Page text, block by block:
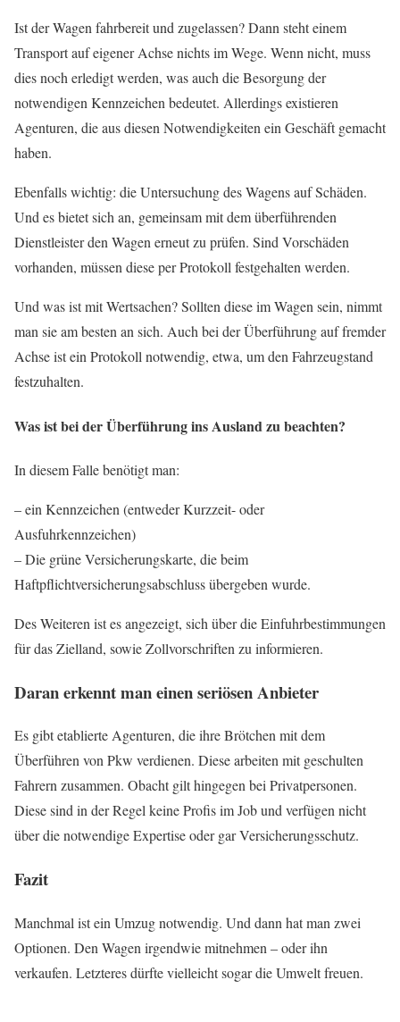
Ist der Wagen fahrbereit und zugelassen? Dann steht einem
Transport auf eigener Achse nichts im Wege. Wenn nicht, muss
dies noch erledigt werden, was auch die Besorgung der
notwendigen Kennzeichen bedeutet. Allerdings existieren
Agenturen, die aus diesen Notwendigkeiten ein Geschäft gemacht
haben.
Ebenfalls wichtig: die Untersuchung des Wagens auf Schäden.
Und es bietet sich an, gemeinsam mit dem überführenden
Dienstleister den Wagen erneut zu prüfen. Sind Vorschäden
vorhanden, müssen diese per Protokoll festgehalten werden.
Und was ist mit Wertsachen? Sollten diese im Wagen sein, nimmt
man sie am besten an sich. Auch bei der Überführung auf fremder
Achse ist ein Protokoll notwendig, etwa, um den Fahrzeugstand
festzuhalten.
Was ist bei der Überführung ins Ausland zu beachten?
In diesem Falle benötigt man:
– ein Kennzeichen (entweder Kurzzeit- oder
Ausfuhrkennzeichen)
– Die grüne Versicherungskarte, die beim
Haftpflichtversicherungsabschluss übergeben wurde.
Des Weiteren ist es angezeigt, sich über die Einfuhrbestimmungen
für das Zielland, sowie Zollvorschriften zu informieren.
Daran erkennt man einen seriösen Anbieter
Es gibt etablierte Agenturen, die ihre Brötchen mit dem
Überführen von Pkw verdienen. Diese arbeiten mit geschulten
Fahrern zusammen. Obacht gilt hingegen bei Privatpersonen.
Diese sind in der Regel keine Profis im Job und verfügen nicht
über die notwendige Expertise oder gar Versicherungsschutz.
Fazit
Manchmal ist ein Umzug notwendig. Und dann hat man zwei
Optionen. Den Wagen irgendwie mitnehmen – oder ihn
verkaufen. Letzteres dürfte vielleicht sogar die Umwelt freuen.